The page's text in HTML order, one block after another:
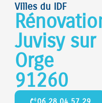
Villes du IDF
Juvisy sur
Orge
91260
06 28 04 57 29